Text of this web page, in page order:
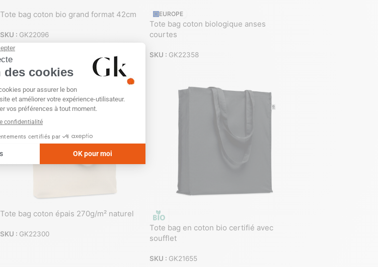
Tote bag coton bio grand format 42cm
SKU : GK22096
EUROPE
Tote bag coton biologique anses
courtes
SKU : GK22358
Tote bag coton épais 270g/m² naturel
SKU : GK22300
Tote bag en coton bio certifié avec
soufflet
SKU : GK21655